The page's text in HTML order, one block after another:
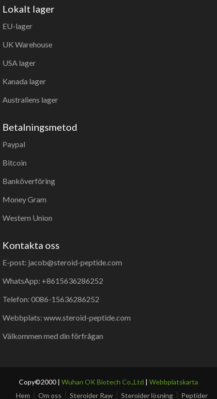
Lokalt lager
EU-lager
UK Warehouse
USA lager
Kanada lager
Australiens lager
Betalningsmetod
Paypal
Bitcoin
Banköverföring
Money Gram
Western Union
Kontakta oss
E-post: jacob@steroid-peptide.com
WhatsApp: +8615636286252
Telefon: 0086-15636286252
Webbplats: www.steroid-peptide.com
Välkommen med din förfrågan
Copy©2000 | Wuhan OK Biotech Co.,Ltd | Webbplatskarta
Hem
Om oss Steroider Raw Steroider lösning Peptider